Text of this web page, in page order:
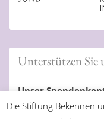
Unterstützen Sie
Unser
Evangelische Bank
Die Stiftung Bekennen